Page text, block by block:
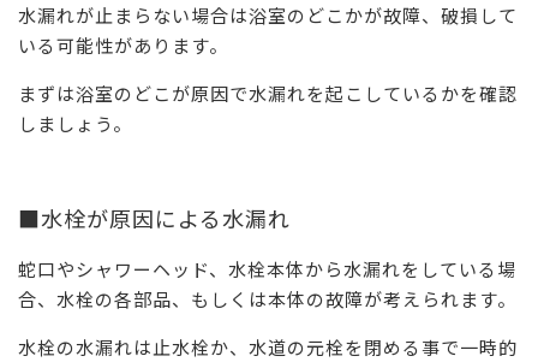
水漏れが止まらない場合は浴室のどこかが故障、破損して
いる可能性があります。
まずは浴室のどこが原因で水漏れを起こしているかを確認
しましょう。
■水栓が原因による水漏れ
蛇口やシャワーヘッド、水栓本体から水漏れをしている場
合、水栓の各部品、もしくは本体の故障が考えられます。
水栓の水漏れは止水栓か、水道の元栓を閉める事で一時的